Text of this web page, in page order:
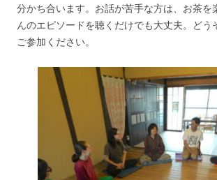
分かち合います。お話が苦手な方は、お茶を
んのエピソードを聴くだけでも大丈夫。どう
ご参加ください。